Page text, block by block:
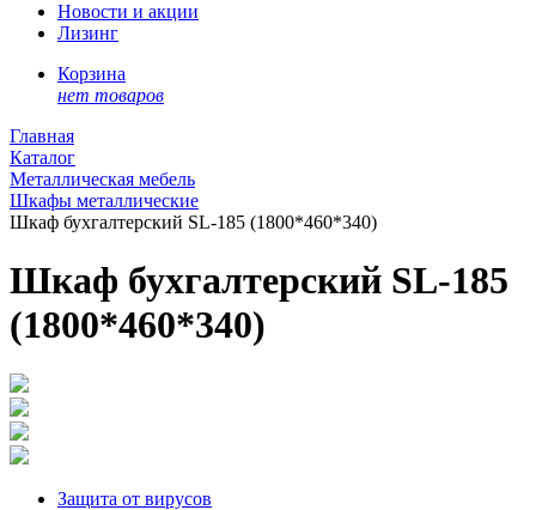
Новости и акции
Лизинг
Корзина
нет товаров
Главная
Каталог
Металлическая мебель
Шкафы металлические
Шкаф бухгалтерский SL-185 (1800*460*340)
Шкаф бухгалтерский SL-185
(1800*460*340)
Защита от вирусов